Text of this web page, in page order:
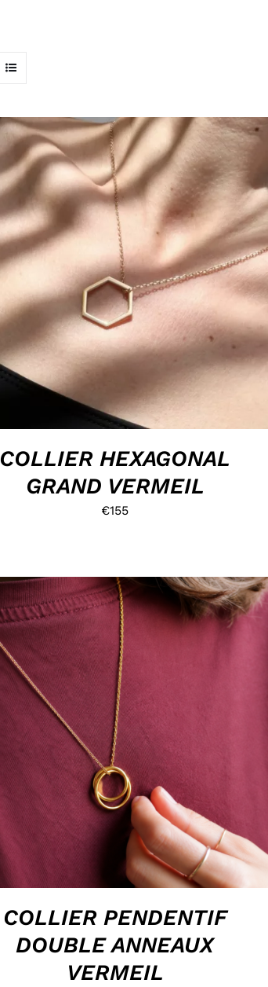
HOP, DANS MON PANIER ! DÉTAILS
COLLIER HEXAGONAL
GRAND VERMEIL
€155
HOP, DANS MON PANIER !
COLLIER PENDENTIF
DOUBLE ANNEAUX
VERMEIL